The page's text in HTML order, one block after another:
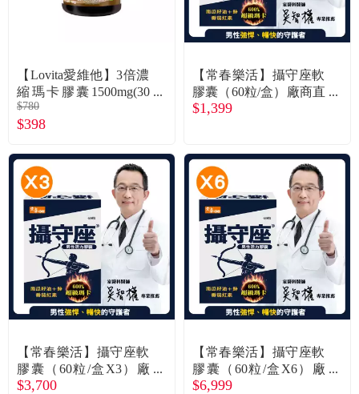
優惠活動
關於我們
合作提案
購物流程
會員專區
常見問題
折價券、紅利說明
【Lovita愛維他】3倍濃
縮瑪卡膠囊1500mg(30
顆/瓶)
$780
$398
【常春樂活】攝守座軟
膠囊（60粒/盒）廠商直
送
$1,399
【常春樂活】攝守座軟
膠囊（60粒/盒X3）廠
商直送
$3,700
【常春樂活】攝守座軟
膠囊（60粒/盒X6）廠
商直送
$6,999